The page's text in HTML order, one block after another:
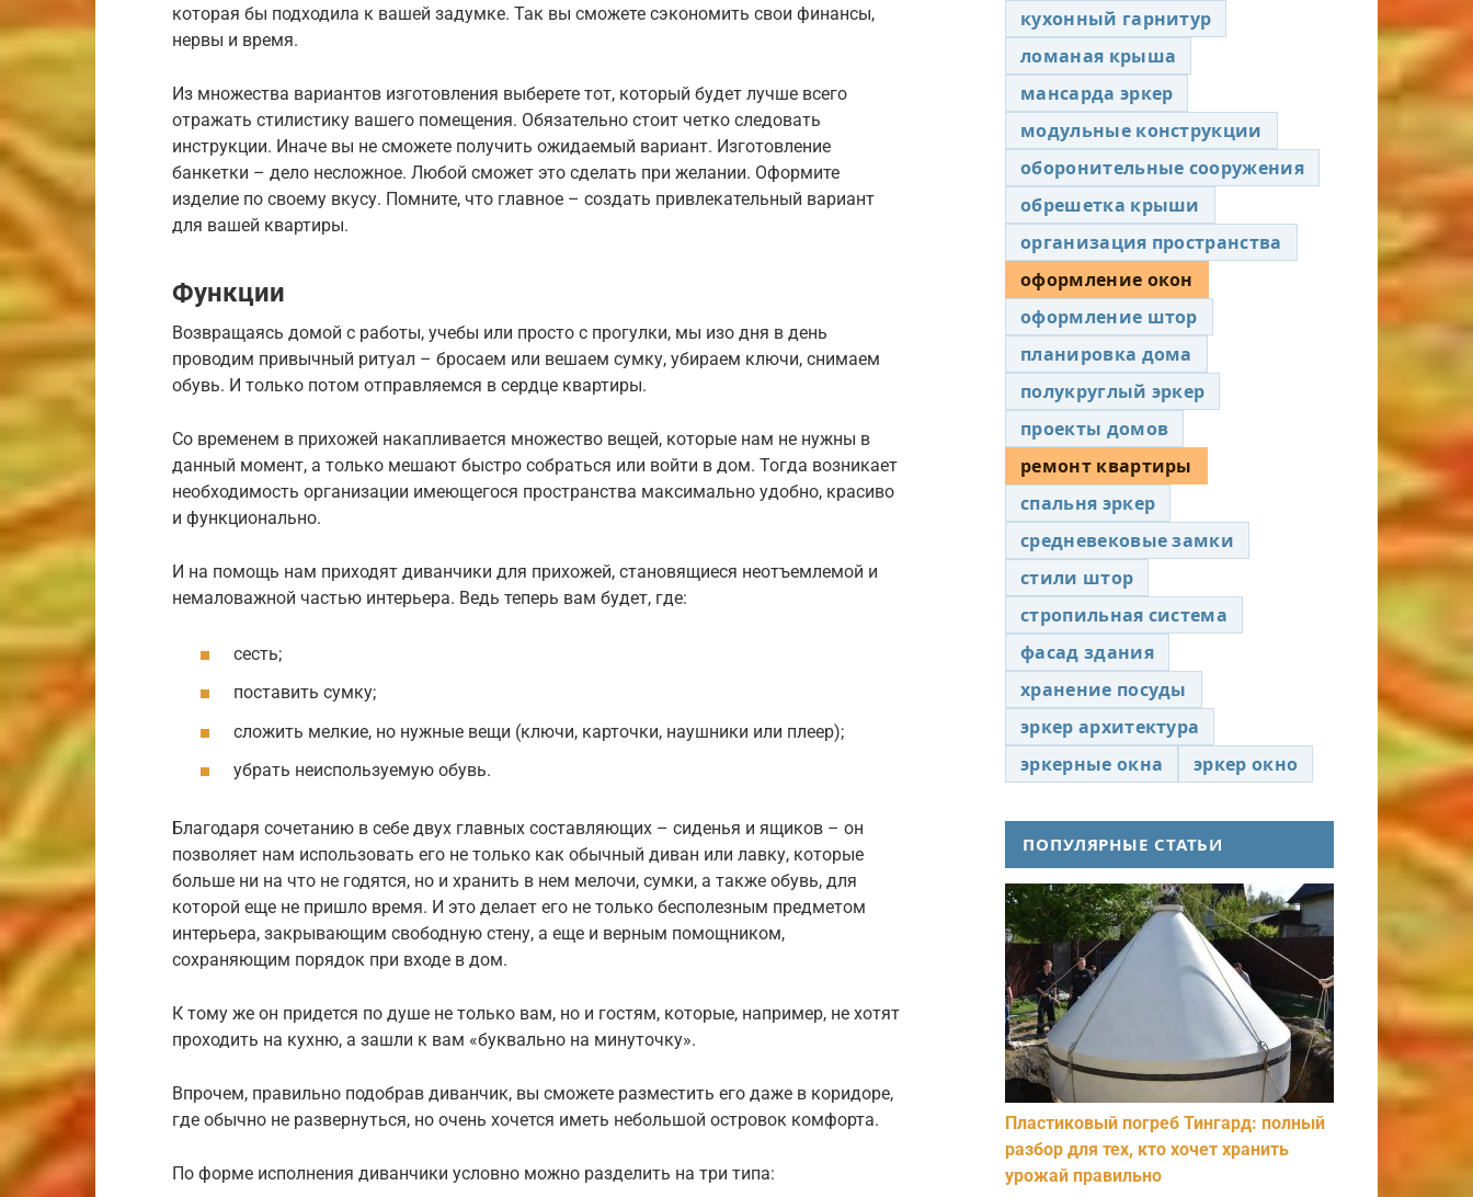
которая бы подходила к вашей задумке. Так вы сможете сэкономить свои финансы,
нервы и время.
Из множества вариантов изготовления выберете тот, который будет лучше всего
отражать стилистику вашего помещения. Обязательно стоит четко следовать
инструкции. Иначе вы не сможете получить ожидаемый вариант. Изготовление
банкетки – дело несложное. Любой сможет это сделать при желании. Оформите
изделие по своему вкусу. Помните, что главное – создать привлекательный вариант
для вашей квартиры.
Функции
Возвращаясь домой с работы, учебы или просто с прогулки, мы изо дня в день
проводим привычный ритуал – бросаем или вешаем сумку, убираем ключи, снимаем
обувь. И только потом отправляемся в сердце квартиры.
Со временем в прихожей накапливается множество вещей, которые нам не нужны в
данный момент, а только мешают быстро собраться или войти в дом. Тогда возникает
необходимость организации имеющегося пространства максимально удобно, красиво
и функционально.
И на помощь нам приходят диванчики для прихожей, становящиеся неотъемлемой и
немаловажной частью интерьера. Ведь теперь вам будет, где:
сесть;
поставить сумку;
сложить мелкие, но нужные вещи (ключи, карточки, наушники или плеер);
убрать неиспользуемую обувь.
Благодаря сочетанию в себе двух главных составляющих – сиденья и ящиков – он
позволяет нам использовать его не только как обычный диван или лавку, которые
больше ни на что не годятся, но и хранить в нем мелочи, сумки, а также обувь, для
которой еще не пришло время. И это делает его не только бесполезным предметом
интерьера, закрывающим свободную стену, а еще и верным помощником,
сохраняющим порядок при входе в дом.
К тому же он придется по душе не только вам, но и гостям, которые, например, не хотят
проходить на кухню, а зашли к вам «буквально на минуточку».
Впрочем, правильно подобрав диванчик, вы сможете разместить его даже в коридоре,
где обычно не развернуться, но очень хочется иметь небольшой островок комфорта.
По форме исполнения диванчики условно можно разделить на три типа:
кухонный гарнитур
ломаная крыша
мансарда эркер
модульные конструкции
оборонительные сооружения
обрешетка крыши
организация пространства
оформление окон
оформление штор
планировка дома
полукруглый эркер
проекты домов
ремонт квартиры
спальня эркер
средневековые замки
стили штор
стропильная система
фасад здания
хранение посуды
эркер архитектура
эркерные окна
эркер окно
ПОПУЛЯРНЫЕ СТАТЬИ
Пластиковый погреб Тингард: полный
разбор для тех, кто хочет хранить
урожай правильно